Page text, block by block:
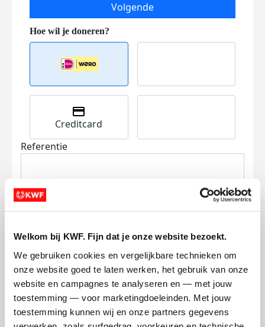
Welkom bij KWF. Fijn dat je onze website bezoekt.
We gebruiken cookies en vergelijkbare technieken om
onze website goed te laten werken, het gebruik van onze
website en campagnes te analyseren en — met jouw
toestemming — voor marketingdoeleinden. Met jouw
toestemming kunnen wij en onze partners gegevens
Volgende
Creditcard
Referentie
Ik wil bijdragen aan de transactiekosten
en betaal €0.75 extra.
Doneer nu